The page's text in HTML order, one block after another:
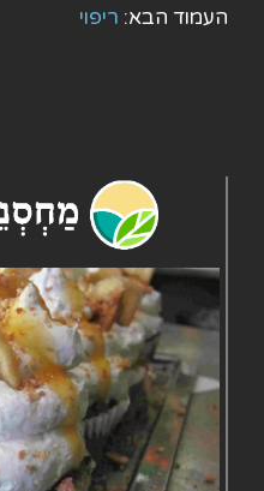
העמוד הבא: ריפוי